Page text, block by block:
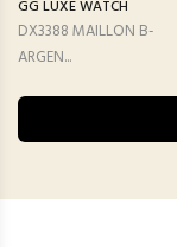
GG LUXE WATCH
DX3388 MAILLON B-
ARGEN...